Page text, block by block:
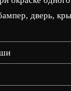
дверь,